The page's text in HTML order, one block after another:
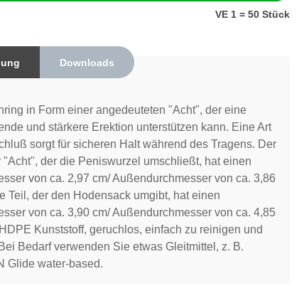
VE 1 = 50 Stück
Downloads
in Form einer angedeuteten "Acht", der eine
und stärkere Erektion unterstützen kann. Eine Art
sorgt für sicheren Halt während des Tragens. Der
"Acht", der die Peniswurzel umschließt, hat einen
von ca. 2,97 cm/ Außendurchmesser von ca. 3,86
Teil, der den Hodensack umgibt, hat einen
von ca. 3,90 cm/ Außendurchmesser von ca. 4,85
Kunststoff, geruchlos, einfach zu reinigen und
Bedarf verwenden Sie etwas Gleitmittel, z. B.
Glide water-based.